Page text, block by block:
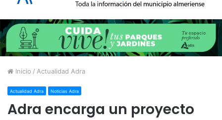
Inicio / Actualidad Adra
Actualidad Adra Noticias Adra
Adra encarga un proyecto